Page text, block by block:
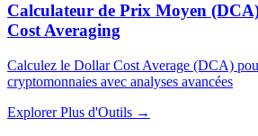
Calculateur de Prix Moyen
Cost Averaging
Calculez le Dollar Cost Average (DCA)
cryptomonnaies avec analyses avancées
Explorer Plus d'Outils →